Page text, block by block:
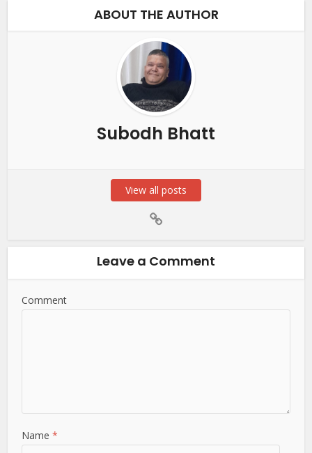
ABOUT THE AUTHOR
Subodh Bhatt
View all posts
Leave a Comment
Comment
Name*